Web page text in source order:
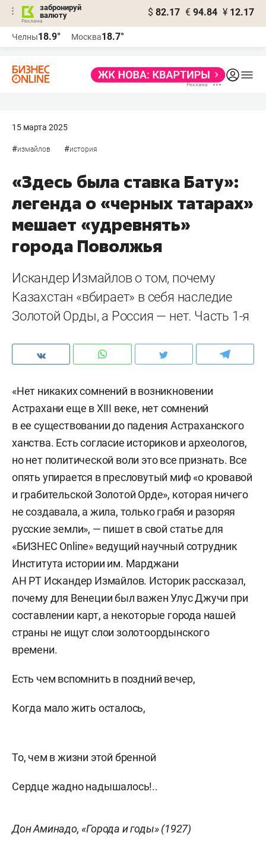
забронируй
валюту
$ 82.17 € 94.84 ¥ 12.17
Челны18.9° Москва18.7°
15 марта 2025
#измайлов #история
«Здесь была ставка Бату»:
легенда о «черных татарах»
мешает «удревнять»
города Поволжья
Искандер Измайлов о том, почему
Казахстан «вбирает» в себя наследие
Золотой Орды, а Россия — нет. Часть 1-я
«Нет никаких сомнений в возникновении
Астрахани еще в XIII веке, нет сомнений
в ее существовании до падения Астраханского
ханства. Есть согласие историков и археологов,
но нет политической воли это все признать. Все
опять упирается в пресловутый миф «о кровавой
и грабительской Золотой Орде», которая ничего
не создавала, а жила, только грабя и разоряя
русские земли», — пишет в свой статье для
«БИЗНЕС Online» ведущий научный сотрудник
Института истории им. Марджани
АН РТ Искандер Измайлов. Историк рассказал,
почему для Венеции был важен Улус Джучи при
составлении карт, а некоторые города нашей
страны не ищут слои золотоордынского
времени.
Есть чем вспомнить в поздний вечер,
Когда мало жить осталось,
То, чем в жизни этой бренной
Сердце жадно надышалось!..
Дон Аминадо, «Города и годы» (1927)